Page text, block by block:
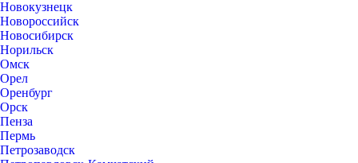
Новокузнецк
Новороссийск
Новосибирск
Норильск
Омск
Орел
Оренбург
Орск
Пенза
Пермь
Петрозаводск